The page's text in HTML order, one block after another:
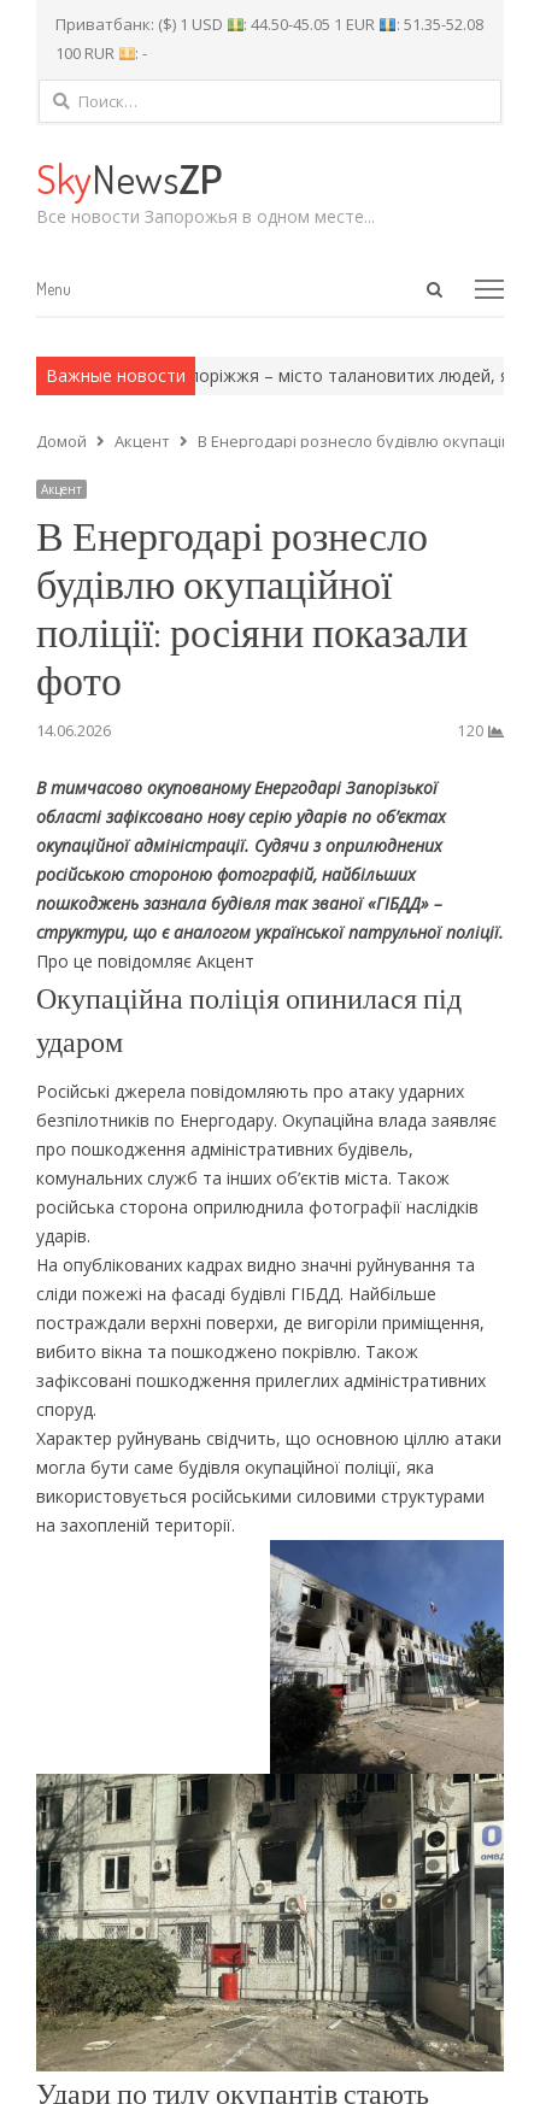
Приватбанк: ($) 1 USD : 44.50-45.05 1 EUR
: 51.35-52.08
100 RUR
: -
Найти:
SkyNewsZP
Все новости Запорожья в одном месте...
Open
Menu
Menu
Важные новости
методы. Запоріжжя – місто талановитих людей, які
Домой Акцент В Енергодарі рознесло будівлю окупаційної
Акцент
В Енергодарі рознесло
будівлю окупаційної
поліції: росіяни показали
фото
14.06.2026 120
В тимчасово окупованому Енергодарі Запорізької
області зафіксовано нову серію ударів по об’єктах
окупаційної адміністрації. Судячи з оприлюднених
російською стороною фотографій, найбільших
пошкоджень зазнала будівля так званої «ГІБДД» –
структури, що є аналогом української патрульної поліції.
Про це повідомляє Акцент
Окупаційна поліція опинилася під
ударом
Російські джерела повідомляють про атаку ударних
безпілотників по Енергодару. Окупаційна влада заявляє
про пошкодження адміністративних будівель,
комунальних служб та інших об’єктів міста. Також
російська сторона оприлюднила фотографії наслідків
ударів.
На опублікованих кадрах видно значні руйнування та
сліди пожежі на фасаді будівлі ГІБДД. Найбільше
постраждали верхні поверхи, де вигоріли приміщення,
вибито вікна та пошкоджено покрівлю. Також
зафіксовані пошкодження прилеглих адміністративних
споруд.
Характер руйнувань свідчить, що основною ціллю атаки
могла бути саме будівля окупаційної поліції, яка
використовується російськими силовими структурами
на захопленій території.
Удари по тилу окупантів стають